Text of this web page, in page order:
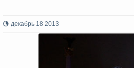
декабрь 18 2013